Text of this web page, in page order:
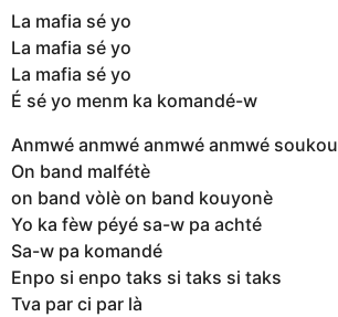
La mafia sé yo
La mafia sé yo
La mafia sé yo
É sé yo menm ka komandé-w
Anmwé anmwé anmwé anmwé soukou
On band malfétè
on band vòlè on band kouyonè
Yo ka fèw péyé sa-w pa achté
Sa-w pa komandé
Enpo si enpo taks si taks si taks
Tva par ci par là